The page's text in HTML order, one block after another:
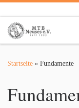
Startseite » Fundamente